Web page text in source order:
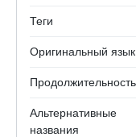
Теги
Оригинальный язык
Продолжительность
Альтернативные
названия